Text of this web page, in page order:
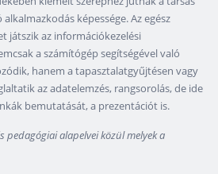
képessége. Az egész
játszik az információkezelési
a számítógép segítségével való
hanem a tapasztalatgyűjtésen vagy
az adatelemzés, rangsorolás, de ide
bemutatását, a prezentációt is.
pedagógiai alapelvei közül melyek a